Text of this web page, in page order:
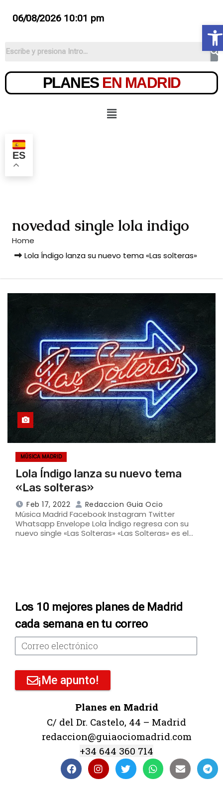
06/08/2026 10:01 pm
PLANES EN MADRID
ES
novedad single lola indigo
Home
Lola Índigo lanza su nuevo tema «Las solteras»
MÚSICA MADRID
Lola Índigo lanza su nuevo tema
«Las solteras»
Feb 17, 2022 Redaccion Guia Ocio
Música Madrid Facebook Instagram Twitter
Whatsapp Envelope Lola Índigo regresa con su
nuevo single «Las Solteras» «Las Solteras» es el…
Los 10 mejores planes de Madrid
cada semana en tu correo
¡Me apunto!
Planes en Madrid
C/ del Dr. Castelo, 44 – Madrid
redaccion@guiaociomadrid.com
+34 644 360 714